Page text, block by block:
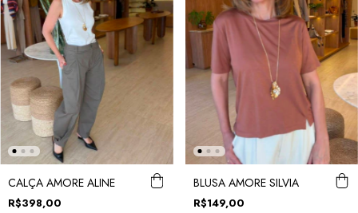
CALÇA AMORE ALINE
R$398,00
BLUSA AMORE SILVIA
R$149,00